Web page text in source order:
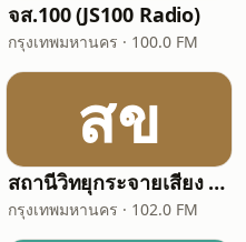
จส.100 (JS100 Radio)
กรุงเทพมหานคร · 100.0 FM
สข
สถานีวิทยุกระจายเสียง ขส.ทบ. 102 Radio
กรุงเทพมหานคร · 102.0 FM